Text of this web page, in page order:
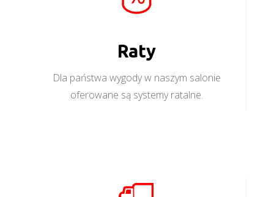
Raty
Dla państwa wygody w naszym salonie
oferowane są systemy ratalne.